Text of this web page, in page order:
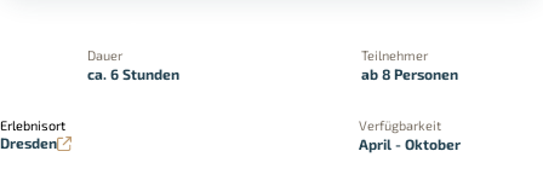
Dauer
ca. 6 Stunden
Teilnehmer
ab 8 Personen
Erlebnisort
Dresden
Verfügbarkeit
April - Oktober